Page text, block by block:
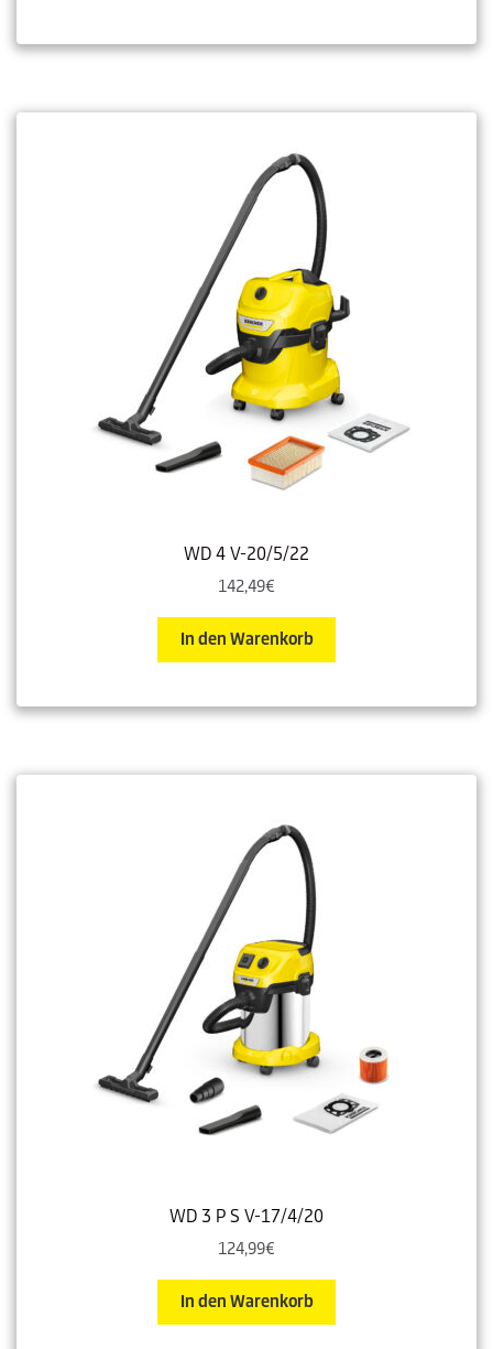
WD 4 V-20/5/22
142,49€
In den Warenkorb
WD 3 P S V-17/4/20
124,99€
In den Warenkorb